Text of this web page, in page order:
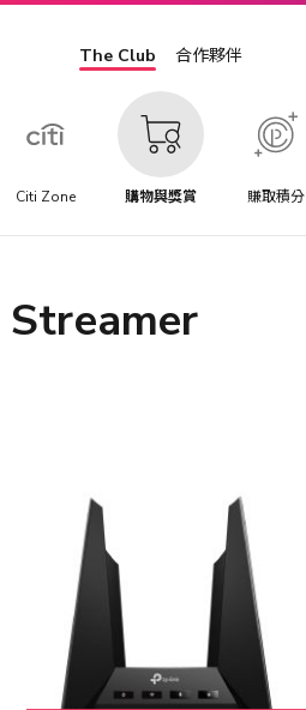
The Club 合作夥伴
Citi Zone 購物與獎賞 賺取積分